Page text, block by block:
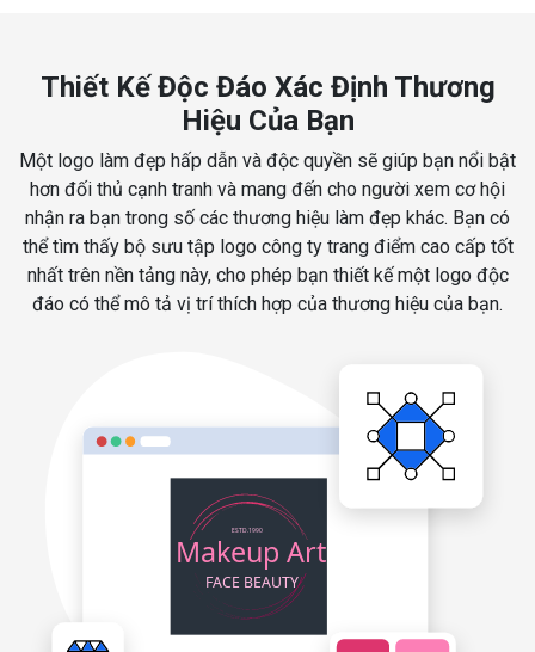
Thiết Kế Độc Đáo Xác Định Thương
Hiệu Của Bạn
Một logo làm đẹp hấp dẫn và độc quyền sẽ giúp bạn nổi bật
hơn đối thủ cạnh tranh và mang đến cho người xem cơ hội
nhận ra bạn trong số các thương hiệu làm đẹp khác. Bạn có
thể tìm thấy bộ sưu tập logo công ty trang điểm cao cấp tốt
nhất trên nền tảng này, cho phép bạn thiết kế một logo độc
đáo có thể mô tả vị trí thích hợp của thương hiệu của bạn.